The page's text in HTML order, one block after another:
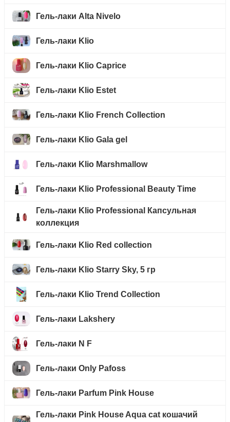
Гель-лаки Alta Nivelo
Гель-лаки Klio
Гель-лаки Klio Caprice
Гель-лаки Klio Estet
Гель-лаки Klio French Collection
Гель-лаки Klio Gala gel
Гель-лаки Klio Marshmallow
Гель-лаки Klio Professional Beauty Time
Гель-лаки Klio Professional Капсульная
коллекция
Гель-лаки Klio Red collection
Гель-лаки Klio Starry Sky, 5 гр
Гель-лаки Klio Trend Collection
Гель-лаки Lakshery
Гель-лаки N F
Гель-лаки Only Pafoss
Гель-лаки Parfum Pink House
Гель-лаки Pink House Aqua cat кошачий